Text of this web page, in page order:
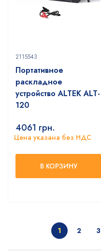
2115543
Портативное
раскладное
устройство ALTEK ALT-
120
4061 грн.
Цена указана без НДС
В КОРЗИНУ
1 2 3